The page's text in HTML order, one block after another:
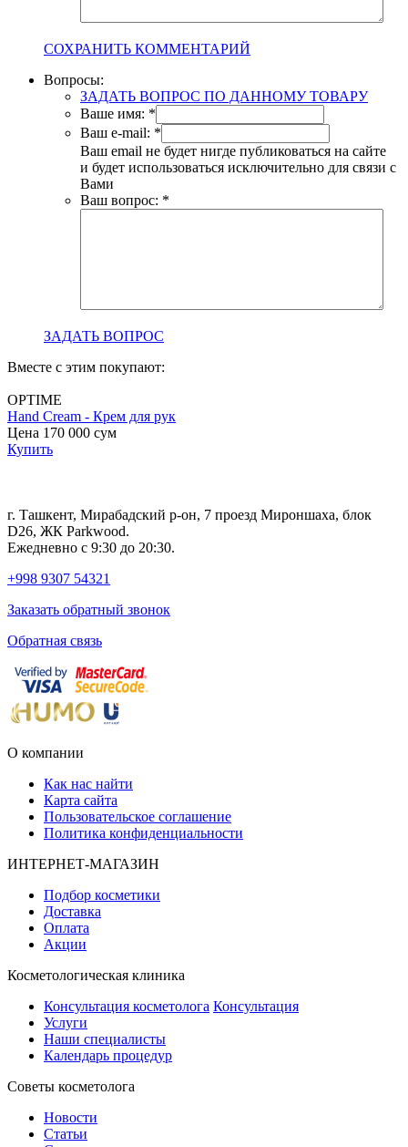
СОХРАНИТЬ КОММЕНТАРИЙ
Вопросы:
ЗАДАТЬ ВОПРОС ПО ДАННОМУ ТОВАРУ
Ваше имя: *
Ваш e-mail: *
Ваш email не будет нигде публиковаться на сайте
и будет использоваться исключительно для связи с
Вами
Ваш вопрос: *
ЗАДАТЬ ВОПРОС
Вместе с этим покупают:
OPTIME
Hand Cream - Крем для рук
Цена 170 000 сум
Купить
г. Ташкент, Мирабадский р-он, 7 проезд Мироншаха, блок
D26, ЖК Раrkwood.
Ежедневно с 9:30 до 20:30.
+998 9307 54321
Заказать обратный звонок
Обратная связь
О компании
Как нас найти
Карта сайта
Пользовательское соглашение
Политика конфиденциальности
ИНТЕРНЕТ-МАГАЗИН
Подбор косметики
Доставка
Оплата
Акции
Косметологическая клиника
Консультация косметолога Консультация
Услуги
Наши специалисты
Календарь процедур
Cоветы косметолога
Новости
Статьи